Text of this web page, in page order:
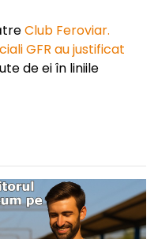
Club Feroviar.
GFR au justificat
de ei în liniile